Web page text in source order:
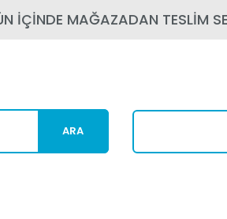
İÇİNDE MAĞAZADAN TESLİM
ARA